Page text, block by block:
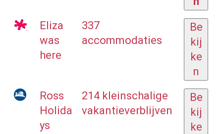
Eliza
was
here
337
accommodaties
Be
kij
ke
n
Ross
Holida
ys
214 kleinschalige
vakantieverblijven
Be
kij
ke